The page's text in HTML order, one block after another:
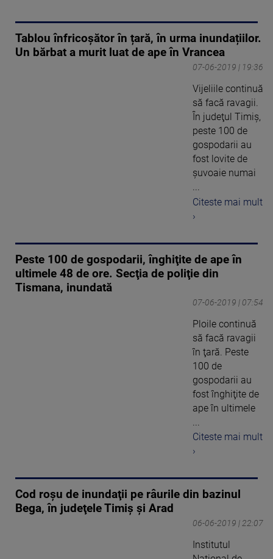
Tablou înfricoșător în țară, în urma inundațiilor.
Un bărbat a murit luat de ape în Vrancea
07-06-2019 | 19:36
Vijeliile continuă
să facă ravagii.
În judeţul Timiş,
peste 100 de
gospodarii au
fost lovite de
şuvoaie numai
...
Citeste mai mult
›
Peste 100 de gospodarii, înghiţite de ape în
ultimele 48 de ore. Secţia de poliţie din
Tismana, inundată
07-06-2019 | 07:54
Ploile continuă
să facă ravagii
în ţară. Peste
100 de
gospodarii au
fost înghiţite de
ape în ultimele
Citeste mai mult
›
Cod roşu de inundaţii pe râurile din bazinul
Bega, în judeţele Timiş şi Arad
06-06-2019 | 22:07
Institutul